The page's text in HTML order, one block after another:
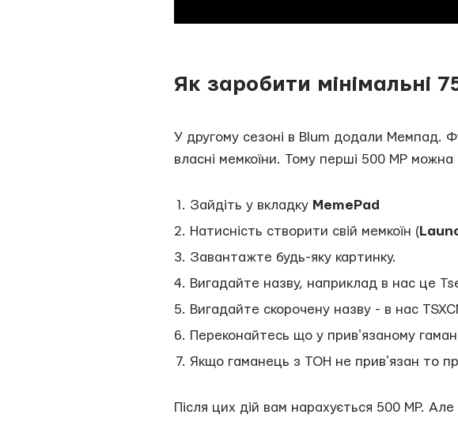
Як заробити мінімальні
У другому сезоні в Blum додали Мемпад.
власні мемкоїни. Тому перші 500 MP
Зайдіть у вкладку MemePad
Натисність створити свій мемкоїн (
Завантажте будь-яку картинку.
Вигадайте назву, наприклад в нас це
Вигадайте скорочену назву - в нас
Переконайтесь що у привʼязаному
Якщо гаманець з ТОН не привʼязан то
Після цих дій вам нарахується 500 MP.